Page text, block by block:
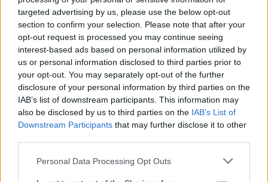
targeted advertising by us, please use the below opt-out
section to confirm your selection. Please note that after your
opt-out request is processed you may continue seeing
interest-based ads based on personal information utilized by
us or personal information disclosed to third parties prior to
your opt-out. You may separately opt-out of the further
disclosure of your personal information by third parties on the
IAB’s list of downstream participants. This information may
also be disclosed by us to third parties on the IAB’s List of
Downstream Participants that may further disclose it to other
Please note that this website/app uses one or more Google
Personal Data Processing Opt Outs
Σχόλια
Σχολίασε εδώ
50 /50